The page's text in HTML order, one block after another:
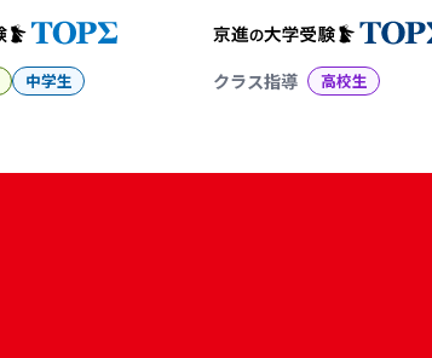
中学生 クラス指導 高校生